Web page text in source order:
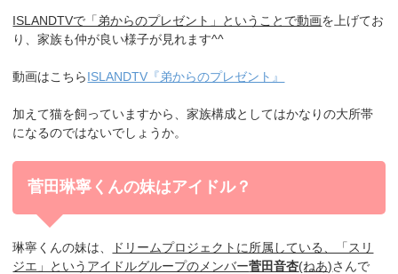
ISLANDTVで「弟からのプレゼント」ということで動画を上げてお
り、家族も仲が良い様子が見れます^^
動画はこちらISLANDTV『弟からのプレゼント』
加えて猫を飼っていますから、家族構成としてはかなりの大所帯
になるのではないでしょうか。
菅田琳寧くんの妹はアイドル？
琳寧くんの妹は、
ドリームプロジェクトに所属している、「スリ
ジエ」というアイドルグループのメンバー菅田音杏(ねあ)さんで